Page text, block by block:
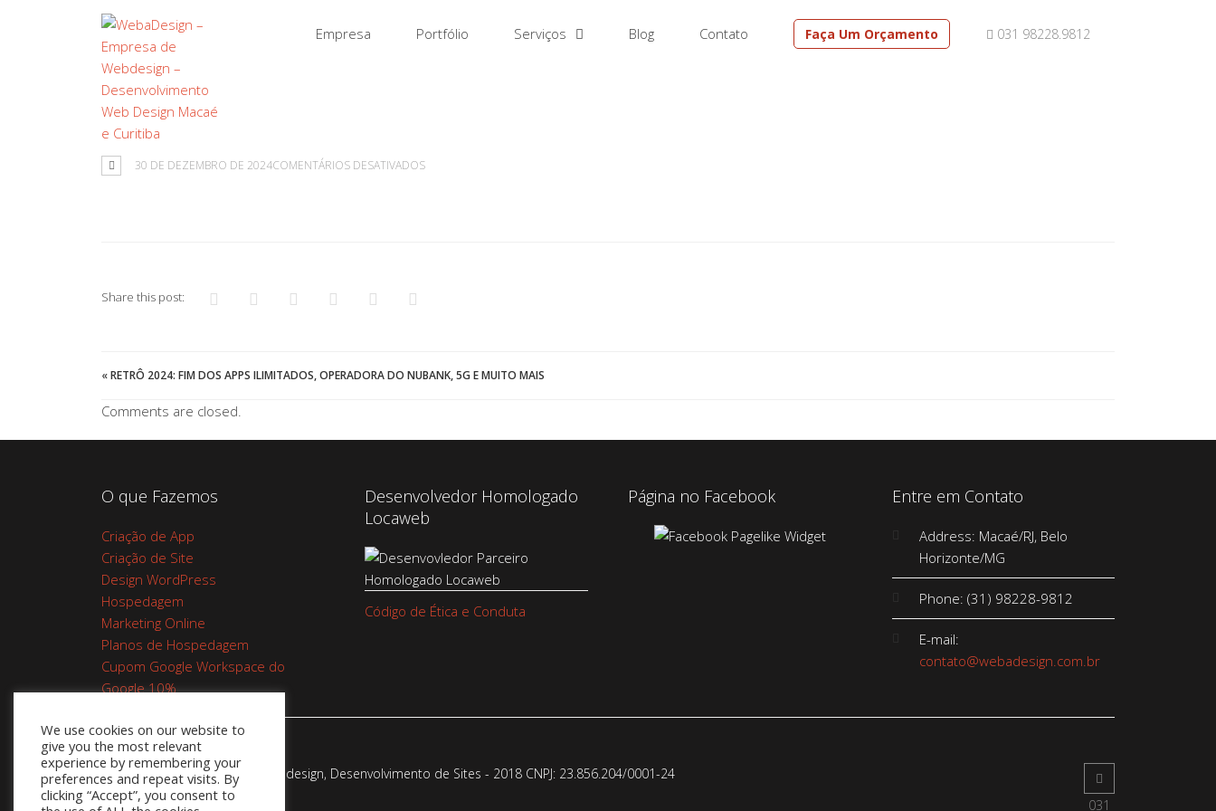
031 98228.9812
Empresa Portfólio Serviços Blog Contato Faça Um Orçamento
30 DE DEZEMBRO DE 2024COMENTÁRIOS DESATIVADOSEM
Share this post:
«RETRÔ 2024: FIM DOS APPS ILIMITADOS, OPERADORA DO NUBANK, 5G E MUITO MAIS
Comments are closed.
O que Fazemos
Criação de App
Criação de Site
Design WordPress
Hospedagem
Marketing Online
Planos de Hospedagem
Cupom Google Workspace do
Google 10%
Desenvolvedor Homologado
Locaweb
Código de Ética e Conduta
Página no Facebook Entre em Contato
Address: Macaé/RJ, Belo
Horizonte/MG
Phone: (31) 98228-9812
E-mail:
contato@webadesign.com.br
Webadesign - Empresa de Webdesign, Desenvolvimento de Sites - 2018 CNPJ: 23.856.204/0001-­24
031
We use cookies on our website to
give you the most relevant
experience by remembering your
preferences and repeat visits. By
clicking “Accept”, you consent to